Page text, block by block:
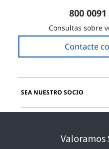
800
Consultas sobre
Contacte
SEA NUESTRO SOCIO
Valoramos